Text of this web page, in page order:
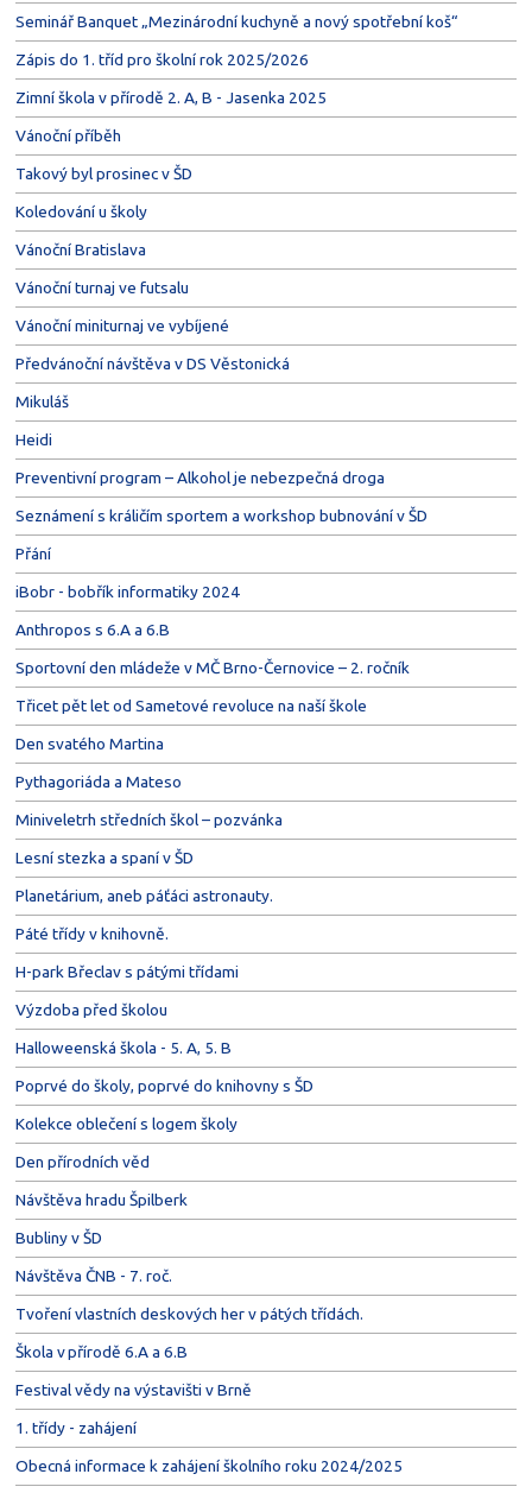
Seminář Banquet „Mezinárodní kuchyně a nový spotřební koš“
Zápis do 1. tříd pro školní rok 2025/2026
Zimní škola v přírodě 2. A, B - Jasenka 2025
Vánoční příběh
Takový byl prosinec v ŠD
Koledování u školy
Vánoční Bratislava
Vánoční turnaj ve futsalu
Vánoční miniturnaj ve vybíjené
Předvánoční návštěva v DS Věstonická
Mikuláš
Heidi
Preventivní program – Alkohol je nebezpečná droga
Seznámení s králičím sportem a workshop bubnování v ŠD
Přání
iBobr - bobřík informatiky 2024
Anthropos s 6.A a 6.B
Sportovní den mládeže v MČ Brno-Černovice – 2. ročník
Třicet pět let od Sametové revoluce na naší škole
Den svatého Martina
Pythagoriáda a Mateso
Miniveletrh středních škol – pozvánka
Lesní stezka a spaní v ŠD
Planetárium, aneb páťáci astronauty.
Páté třídy v knihovně.
H-park Břeclav s pátými třídami
Výzdoba před školou
Halloweenská škola - 5. A, 5. B
Poprvé do školy, poprvé do knihovny s ŠD
Kolekce oblečení s logem školy
Den přírodních věd
Návštěva hradu Špilberk
Bubliny v ŠD
Návštěva ČNB - 7. roč.
Tvoření vlastních deskových her v pátých třídách.
Škola v přírodě 6.A a 6.B
Festival vědy na výstavišti v Brně
1. třídy - zahájení
Obecná informace k zahájení školního roku 2024/2025